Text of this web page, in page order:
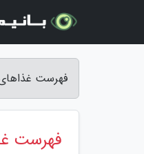
فهرست غذاهای
فهرست